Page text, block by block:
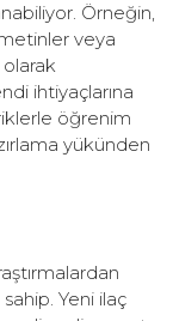
Örneğin,
veya
ihtiyaçlarına
öğrenim
yükünden
Yeni ilaç